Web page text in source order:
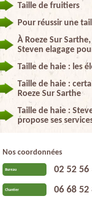
Taille de fruitiers
Pour réussir une
À Roeze Sur
Steven elagage
Taille de haie : les
Taille de haie :
Roeze Sur Sarthe
Taille de haie :
propose ses
Nos coordonnées
Bureau 02 52 56
Chantier 06 68 52